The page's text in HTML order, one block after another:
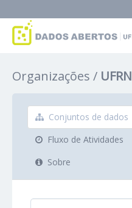
Grupos
Sobre
Organizações UFRN
Conjuntos de dados
Fluxo de Atividades
Sobre